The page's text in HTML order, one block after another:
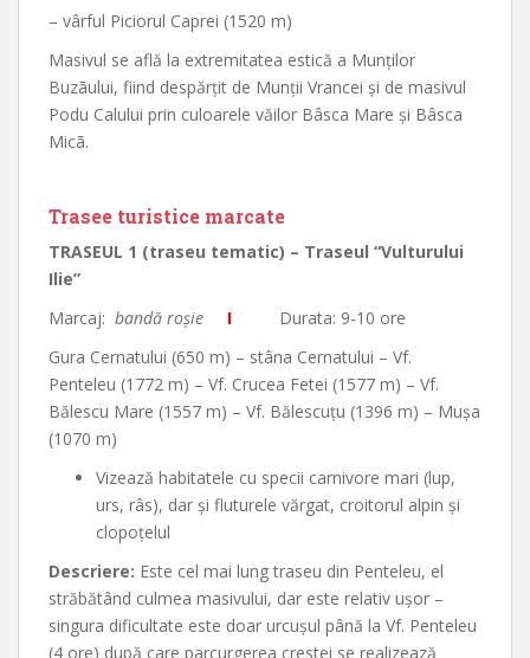
– vârful Piciorul Caprei (1520 m)
Masivul se află la extremitatea estică a Munţilor
Buzãului, fiind despărţit de Munţii Vrancei şi de masivul
Podu Calului prin culoarele văilor Bâsca Mare şi Bâsca
Micã.
Trasee turistice marcate
TRASEUL 1 (traseu tematic) – Traseul “Vulturului
Ilie”
Marcaj: bandă roşie I Durata: 9-10 ore
Gura Cernatului (650 m) – stâna Cernatului – Vf.
Penteleu (1772 m) – Vf. Crucea Fetei (1577 m) – Vf.
Bălescu Mare (1557 m) – Vf. Bălescuţu (1396 m) – Muşa
(1070 m)
Vizează habitatele cu specii carnivore mari (lup,
urs, râs), dar şi fluturele vărgat, croitorul alpin şi
clopoţelul
Descriere: Este cel mai lung traseu din Penteleu, el
străbătând culmea masivului, dar este relativ uşor –
singura dificultate este doar urcuşul până la Vf. Penteleu
(4 ore) după care parcurgerea crestei se realizează